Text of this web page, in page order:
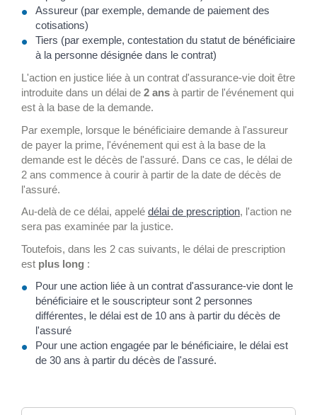
Assureur (par exemple, demande de paiement des
cotisations)
Tiers (par exemple, contestation du statut de bénéficiaire
à la personne désignée dans le contrat)
L'action en justice liée à un contrat d'assurance-vie doit être
introduite dans un délai de 2 ans à partir de l'événement qui
est à la base de la demande.
Par exemple, lorsque le bénéficiaire demande à l'assureur
de payer la prime, l'événement qui est à la base de la
demande est le décès de l'assuré. Dans ce cas, le délai de
2 ans commence à courir à partir de la date de décès de
l'assuré.
Au-delà de ce délai, appelé délai de prescription, l'action ne
sera pas examinée par la justice.
Toutefois, dans les 2 cas suivants, le délai de prescription
est plus long :
Pour une action liée à un contrat d'assurance-vie dont le
bénéficiaire et le souscripteur sont 2 personnes
différentes, le délai est de 10 ans à partir du décès de
l'assuré
Pour une action engagée par le bénéficiaire, le délai est
de 30 ans à partir du décès de l'assuré.